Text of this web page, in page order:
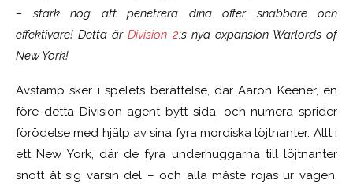
– stark nog att penetrera dina offer snabbare och
effektivare! Detta ärDivision 2:s nya expansion Warlords of
New York!
Avstamp sker i spelets berättelse, där Aaron Keener, en
före detta Division agent bytt sida, och numera sprider
förödelse med hjälp av sina fyra mordiska löjtnanter. Allt i
ett New York, där de fyra underhuggarna till löjtnanter
snott åt sig varsin del – och alla måste röjas ur vägen,